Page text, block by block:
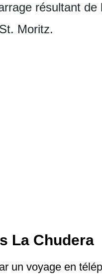
résultant
Moritz.
La Chudera
un voyage en